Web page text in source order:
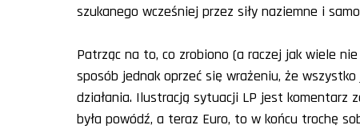
szukanego wcześniej przez siły naziemne i
Patrząc na to, co zrobiono (a raczej jak wiele
sposób jednak oprzeć się wrażeniu, że
działania. Ilustracją sytuacji LP jest komentarz
była powódź, a teraz Euro, to w końcu trochę